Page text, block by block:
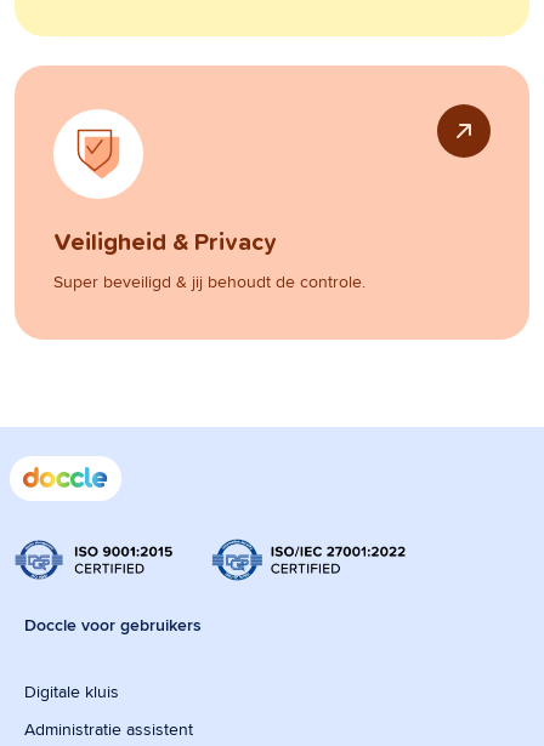
Veiligheid & Privacy
Super beveiligd & jij behoudt de controle.
Doccle voor gebruikers
Digitale kluis
Administratie assistent